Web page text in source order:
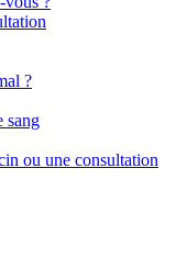
?
sang
ou une consultation